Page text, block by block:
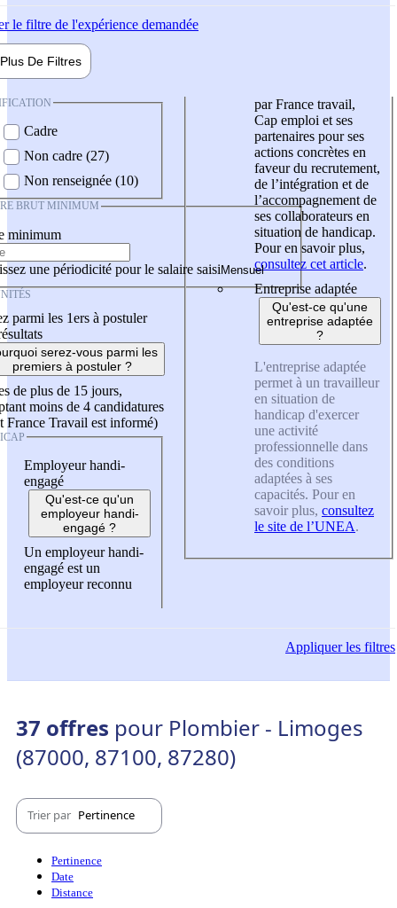
le filtre de l'expérience demandée
Plus De Filtres
Cadre
Non cadre (27)
Non renseignée (10)
BRUT MINIMUM
minimum
une périodicité pour le salaire saisi
parmi les 1ers à postuler
serez-vous parmi les
premiers à postuler ?
de plus de 15 jours,
moins de 4 candidatures
France Travail est informé)
Employeur handi-
engagé
Qu'est-ce qu'un
employeur handi-
engagé ?
Un employeur handi-
engagé est un
employeur reconnu
par France travail,
Cap emploi et ses
partenaires pour ses
actions concrètes en
faveur du recrutement,
de l’intégration et de
l’accompagnement de
ses collaborateurs en
situation de handicap.
Pour en savoir plus,
consultez cet article.
Entreprise adaptée
Qu'est-ce qu'une
entreprise adaptée
?
L'entreprise adaptée
permet à un travailleur
en situation de
handicap d'exercer
une activité
professionnelle dans
des conditions
adaptées à ses
capacités. Pour en
savoir plus, consultez
le site de l’UNEA.
Appliquerles filtres
37 offres pour Plombier - Limoges
(87000, 87100, 87280)
Trier par Pertinence
Pertinence
Date
Distance